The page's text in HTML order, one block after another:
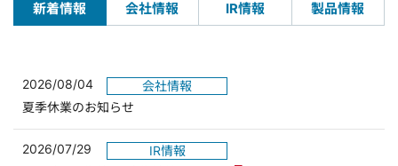
新着情報 会社情報 IR情報 製品情報
2026/08/04
会社情報
夏季休業のお知らせ
2026/07/29
IR情報